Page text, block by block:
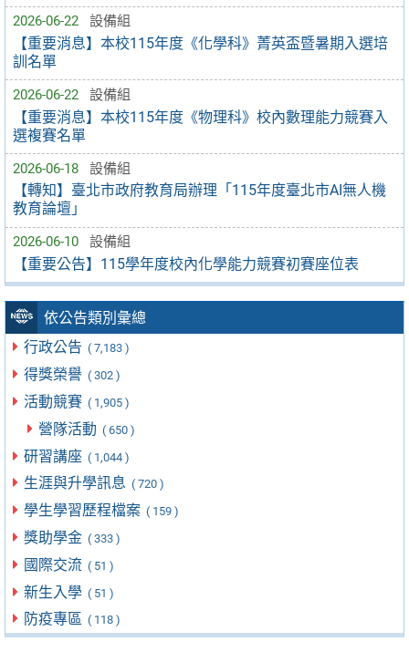
2026-06-22 設備組
【重要消息】本校115年度《化學科》菁英盃暨暑期入選培
訓名單
2026-06-22 設備組
【重要消息】本校115年度《物理科》校內數理能力競賽入
選複賽名單
2026-06-18 設備組
【轉知】臺北市政府教育局辦理「115年度臺北市AI無人機
教育論壇」
2026-06-10 設備組
【重要公告】115學年度校內化學能力競賽初賽座位表
依公告類別彙總
行政公告 ( 7,183 )
得獎榮譽 ( 302 )
活動競賽 ( 1,905 )
營隊活動 ( 650 )
研習講座 ( 1,044 )
生涯與升學訊息 ( 720 )
學生學習歷程檔案 ( 159 )
獎助學金 ( 333 )
國際交流 ( 51 )
新生入學 ( 51 )
防疫專區 ( 118 )